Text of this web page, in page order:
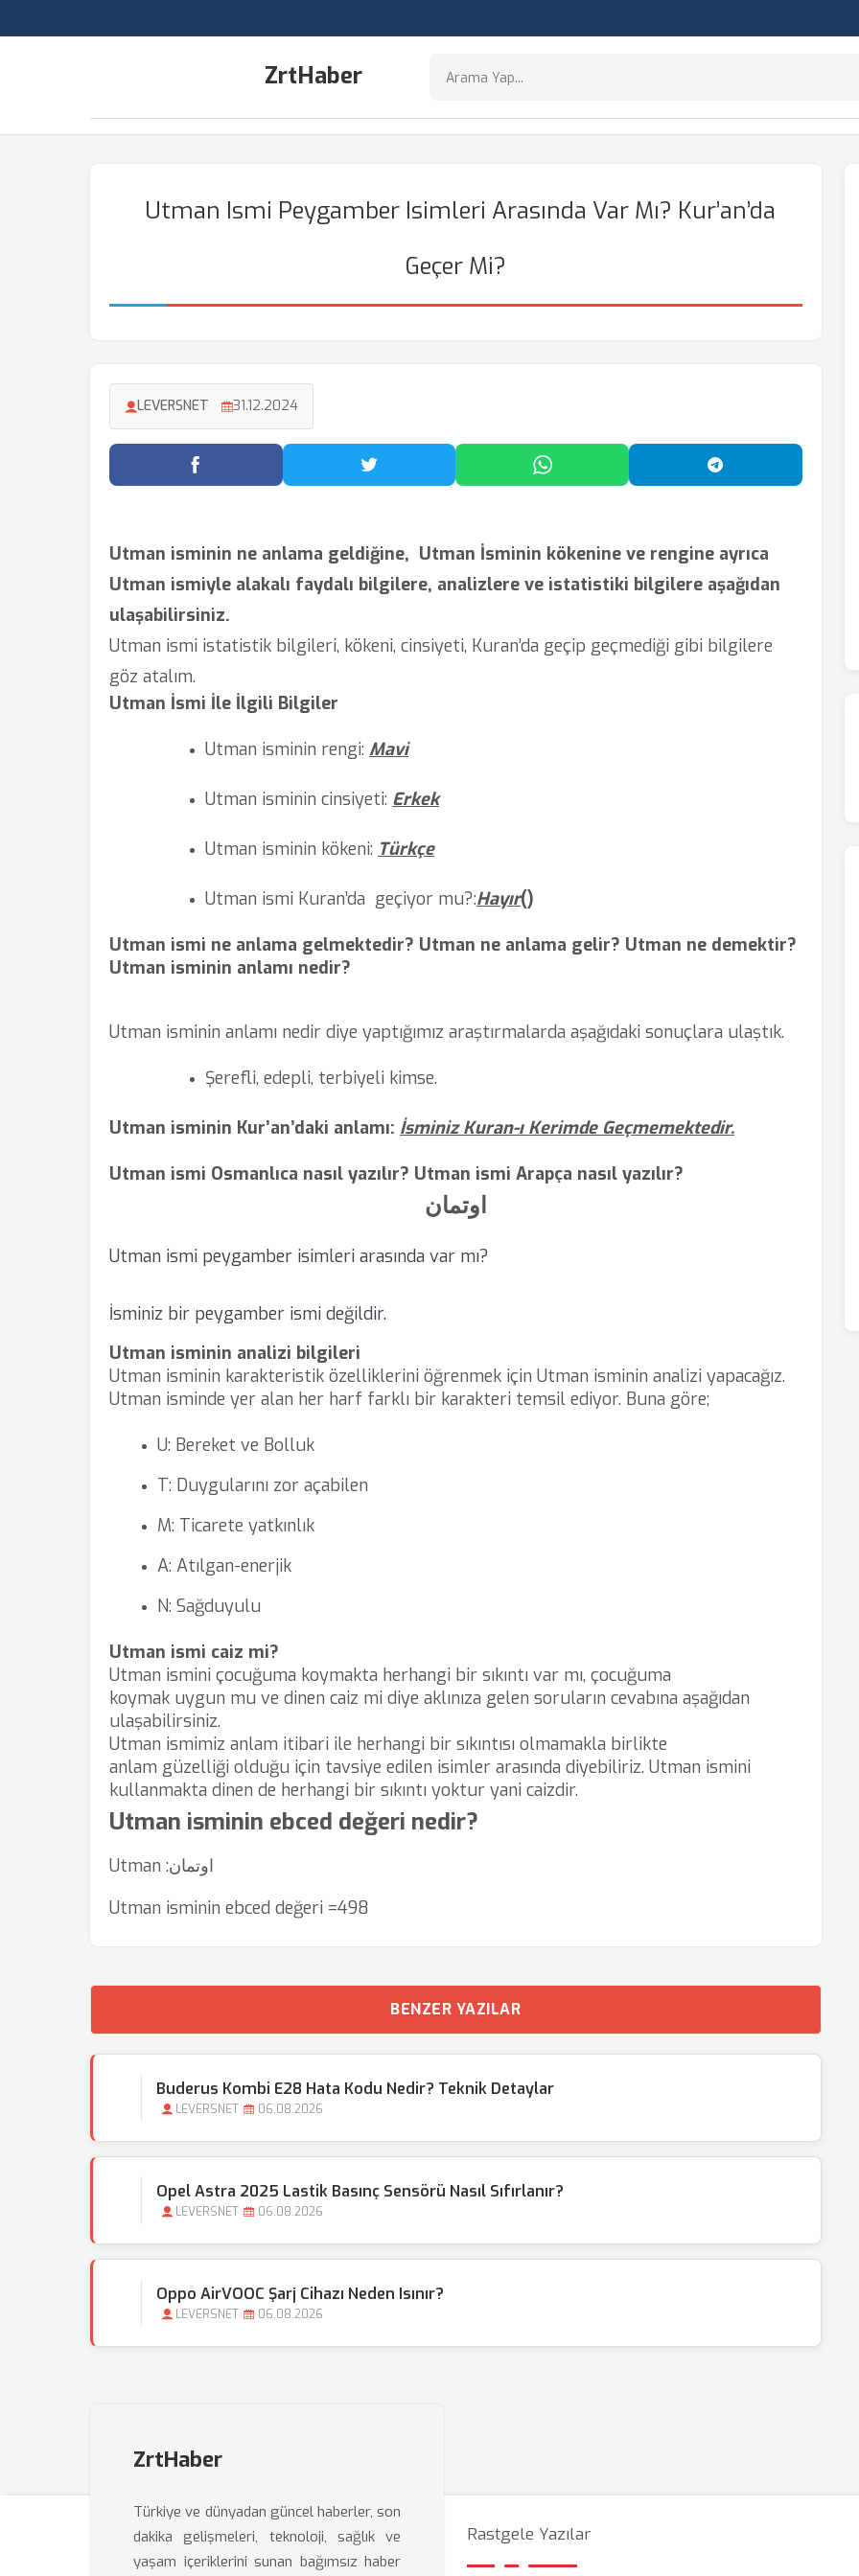
ZrtHaber
Utman Ismi Peygamber Isimleri Arasında Var Mı? Kur’an’da
Geçer Mi?
LEVERSNET 31.12.2024
Facebook'ta Paylaş Twitter'da Paylaş WhatsApp'ta Paylaş Telegram'da
Utman isminin ne anlama geldiğine, Utman İsminin kökenine ve rengine ayrıca
Utman ismiyle alakalı faydalı bilgilere, analizlere ve istatistiki bilgilere aşağıdan
ulaşabilirsiniz.
Utman ismi istatistik bilgileri, kökeni, cinsiyeti, Kuran’da geçip geçmediği gibi bilgilere
göz atalım.
Utman İsmi İle İlgili Bilgiler
Utman isminin rengi: Mavi
Utman isminin cinsiyeti: Erkek
Utman isminin kökeni: Türkçe
Utman ismi Kuran’da geçiyor mu?:Hayır()
Utman ismi ne anlama gelmektedir? Utman ne anlama gelir? Utman ne demektir?
Utman isminin anlamı nedir?
Utman isminin anlamı nedir diye yaptığımız araştırmalarda aşağıdaki sonuçlara ulaştık.
Şerefli, edepli, terbiyeli kimse.
Utman isminin Kur’an’daki anlamı: İsminiz Kuran-ı Kerimde Geçmemektedir.
Utman ismi Osmanlıca nasıl yazılır? Utman ismi Arapça nasıl yazılır?
اوتمان
Utman ismi peygamber isimleri arasında var mı?
İsminiz bir peygamber ismi değildir.
Utman isminin analizi bilgileri
Utman isminin karakteristik özelliklerini öğrenmek için Utman isminin analizi yapacağız.
Utman isminde yer alan her harf farklı bir karakteri temsil ediyor. Buna göre;
U: Bereket ve Bolluk
T: Duygularını zor açabilen
M: Ticarete yatkınlık
A: Atılgan-enerjik
N: Sağduyulu
Utman ismi caiz mi?
Utman ismini çocuğuma koymakta herhangi bir sıkıntı var mı, çocuğuma
koymak uygun mu ve dinen caiz mi diye aklınıza gelen soruların cevabına aşağıdan
ulaşabilirsiniz.
Utman ismimiz anlam itibari ile herhangi bir sıkıntısı olmamakla birlikte
anlam güzelliği olduğu için tavsiye edilen isimler arasında diyebiliriz. Utman ismini
kullanmakta dinen de herhangi bir sıkıntı yoktur yani caizdir.
Utman isminin ebced değeri nedir?
Utman :اوتمان
Utman isminin ebced değeri =498
BENZER YAZILAR
Buderus Kombi E28 Hata Kodu Nedir? Teknik Detaylar
LEVERSNET 06.08.2026
Opel Astra 2025 Lastik Basınç Sensörü Nasıl Sıfırlanır?
LEVERSNET 06.08.2026
Oppo AirVOOC Şarj Cihazı Neden Isınır?
LEVERSNET 06.08.2026
ZrtHaber
Türkiye ve dünyadan güncel haberler, son
dakika gelişmeleri, teknoloji, sağlık ve
yaşam içeriklerini sunan bağımsız haber
Rastgele Yazılar